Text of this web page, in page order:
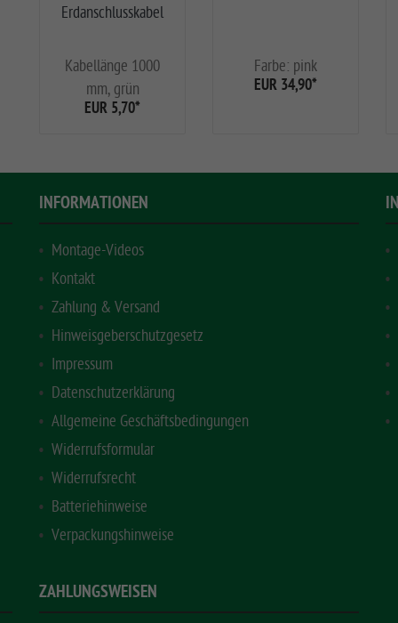
Erdanschlusskabel
Kabellänge 1000
mm, grün
EUR 5,70*
Farbe: pink
EUR 34,90*
INFORMATIONEN
Montage-Videos
Kontakt
Zahlung & Versand
Hinweisgeberschutzgesetz
Impressum
Datenschutzerklärung
Allgemeine Geschäftsbedingungen
Widerrufsformular
Widerrufsrecht
Batteriehinweise
Verpackungshinweise
ZAHLUNGSWEISEN